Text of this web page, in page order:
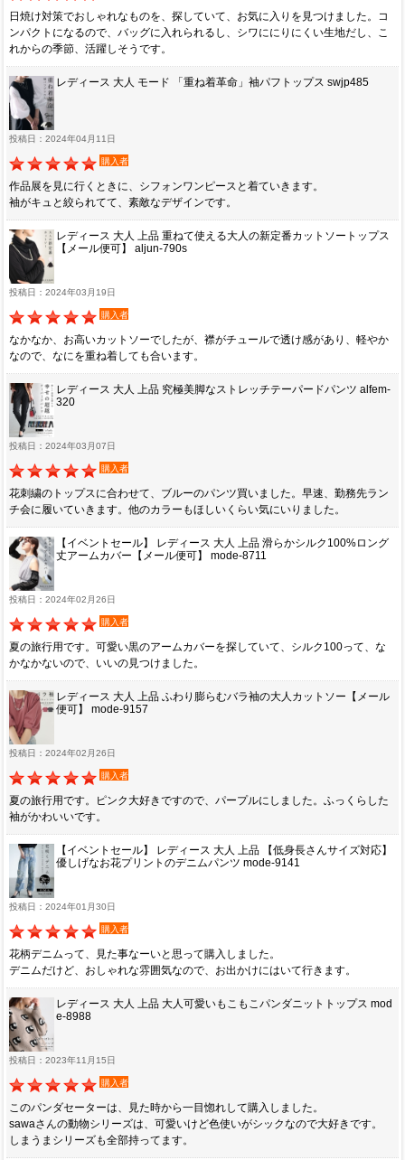
日焼け対策でおしゃれなものを、探していて、お気に入りを見つけました。コ
ンパクトになるので、バッグに入れられるし、シワににりにくい生地だし、こ
れからの季節、活躍しそうです。
レディース 大人 モード 「重ね着革命」袖パフトップス swjp485
投稿日：2024年04月11日
購入者
作品展を見に行くときに、シフォンワンピースと着ていきます。
袖がキュと絞られてて、素敵なデザインです。
レディース 大人 上品 重ねて使える大人の新定番カットソートップス
【メール便可】 aljun-790s
投稿日：2024年03月19日
購入者
なかなか、お高いカットソーでしたが、襟がチュールで透け感があり、軽やか
なので、なにを重ね着しても合います。
レディース 大人 上品 究極美脚なストレッチテーパードパンツ alfem-
320
投稿日：2024年03月07日
購入者
花刺繍のトップスに合わせて、ブルーのパンツ買いました。早速、勤務先ラン
チ会に履いていきます。他のカラーもほしいくらい気にいりました。
【イベントセール】 レディース 大人 上品 滑らかシルク100%ロング
丈アームカバー【メール便可】 mode-8711
投稿日：2024年02月26日
購入者
夏の旅行用です。可愛い黒のアームカバーを探していて、シルク100って、な
かなかないので、いいの見つけました。
レディース 大人 上品 ふわり膨らむバラ袖の大人カットソー【メール
便可】 mode-9157
投稿日：2024年02月26日
購入者
夏の旅行用です。ピンク大好きですので、パープルにしました。ふっくらした
袖がかわいいです。
【イベントセール】 レディース 大人 上品 【低身長さんサイズ対応】
優しげなお花プリントのデニムパンツ mode-9141
投稿日：2024年01月30日
購入者
花柄デニムって、見た事なーいと思って購入しました。
デニムだけど、おしゃれな雰囲気なので、お出かけにはいて行きます。
レディース 大人 上品 大人可愛いもこもこパンダニットトップス mod
e-8988
投稿日：2023年11月15日
購入者
このパンダセーターは、見た時から一目惚れして購入しました。
sawaさんの動物シリーズは、可愛いけど色使いがシックなので大好きです。
しまうまシリーズも全部持ってます。